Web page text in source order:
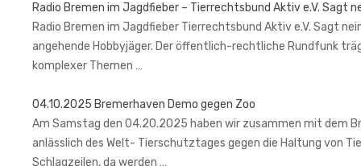
Radio Bremen im Jagdfieber – Tierrechtsbund Aktiv e.V. Sagt
Radio Bremen im Jagdfieber Tierrechtsbund Aktiv e.V. Sagt
angehende Hobbyjäger. Der öffentlich-rechtliche Rundfunk
komplexer Themen …
04.10.2025 Bremerhaven Demo gegen Zoo
Am Samstag den 04.20.2025 haben wir zusammen mit dem
anlässlich des Welt- Tierschutztages gegen die Haltung von
Schlagzeilen, da werden …